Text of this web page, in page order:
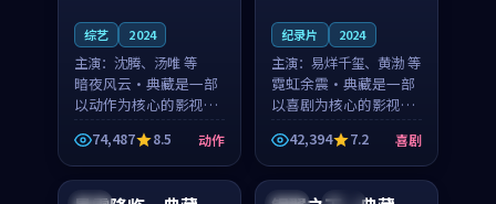
综艺 2024
主演： 沈腾、汤唯 等
暗夜风云·典藏是一部
以动作为核心的影视作
品，围绕危机、反转与
人物成长展开，整体节
奏紧凑，值得推荐观
看。
74,487 8.5 动作
纪录片 2024
主演： 易烊千玺、黄渤 等
霓虹余震·典藏是一部
以喜剧为核心的影视作
品，围绕危机、反转与
人物成长展开，整体节
奏紧凑，值得推荐观
看。
42,394 7.2 喜剧